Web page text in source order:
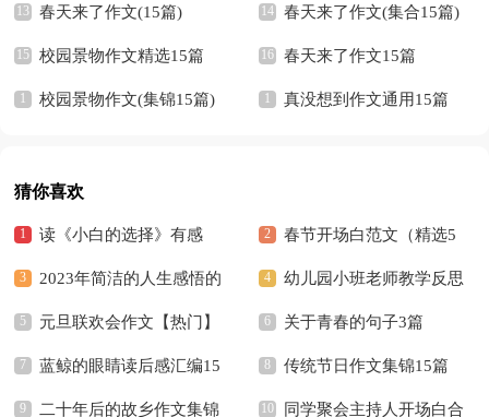
春天来了作文(15篇) 春天来了作文(集合15篇)
校园景物作文精选15篇 春天来了作文15篇
校园景物作文(集锦15篇) 真没想到作文通用15篇
猜你喜欢
读《小白的选择》有感 春节开场白范文（精选5
篇）
2023年简洁的人生感悟的
好句摘录36条
幼儿园小班老师教学反思
元旦联欢会作文【热门】 关于青春的句子3篇
蓝鲸的眼睛读后感汇编15
篇
传统节日作文集锦15篇
二十年后的故乡作文集锦 同学聚会主持人开场白合